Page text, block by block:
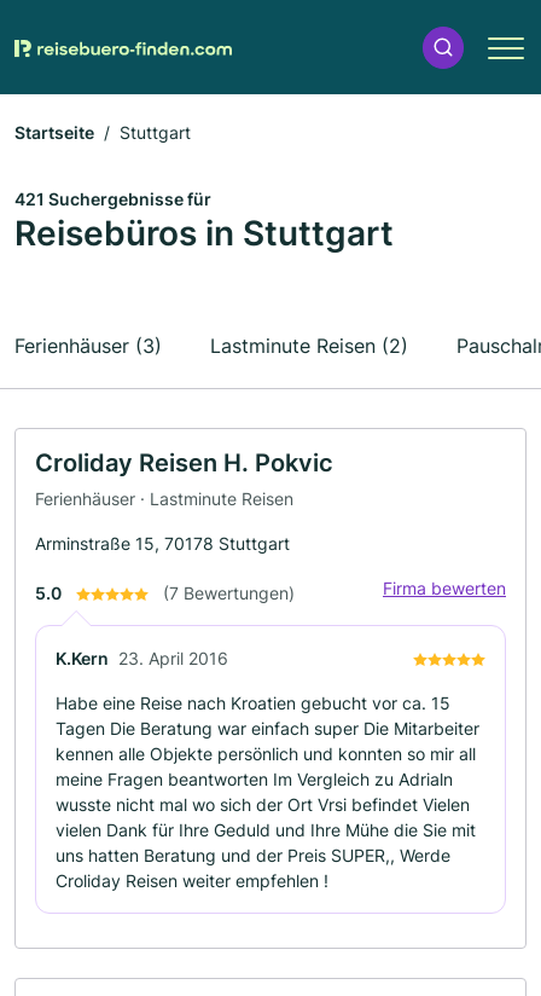
Startseite Stuttgart
421 Suchergebnisse für
Reisebüros in Stuttgart
Ferienhäuser (3) Lastminute Reisen (2)
Croliday Reisen H. Pokvic
Ferienhäuser · Lastminute Reisen
Arminstraße 15, 70178 Stuttgart
5.0 (7 Bewertungen) Firma bewerten
K.Kern 23. April 2016
Habe eine Reise nach Kroatien gebucht vor ca. 15
Tagen Die Beratung war einfach super Die Mitarbeiter
kennen alle Objekte persönlich und konnten so mir all
meine Fragen beantworten Im Vergleich zu Adrialn
wusste nicht mal wo sich der Ort Vrsi befindet Vielen
vielen Dank für Ihre Geduld und Ihre Mühe die Sie mit
uns hatten Beratung und der Preis SUPER,, Werde
Croliday Reisen weiter empfehlen !